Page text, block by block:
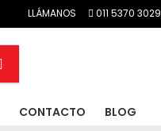
LLÁMANOS 011 5370 3029
CONTACTO BLOG